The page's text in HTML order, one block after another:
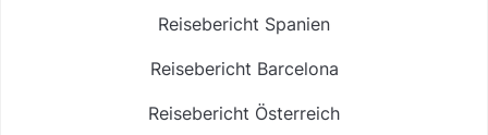
Reisebericht Spanien
Reisebericht Barcelona
Reisebericht Österreich